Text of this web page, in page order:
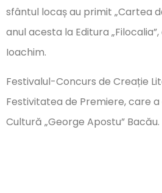
sfântul locaș au primit „Cartea
anul acesta la Editura
Ioachim.
Festivalul-Concurs de Creație
Festivitatea de Premiere, care
Cultură „George Apostu” Bacău.